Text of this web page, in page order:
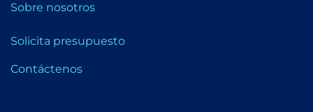
Sobre nosotros
Solicita presupuesto
Contáctenos